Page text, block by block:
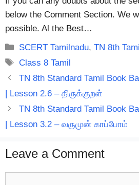
below the Comment Section. We
possible. Al the Best…
Categories
SCERT Tamilnadu,TN 8th
Tags
Class 8 Tamil
TN 8th Standard Tamil Book
| Lesson 2.6 – திருக்குறள்
TN 8th Standard Tamil Book
| Lesson 3.2 – வருமுன் காப்போம்
Leave a Comment